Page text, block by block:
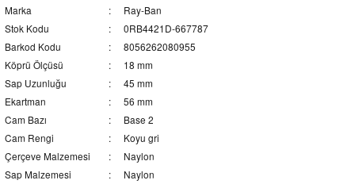
Marka
Ray-Ban
Stok Kodu
0RB4421D-667787
Barkod Kodu
8056262080955
Köprü Ölçüsü
18 mm
Sap Uzunluğu
45 mm
Ekartman
56 mm
Cam Bazı
Base 2
Cam Rengi
Koyu gri
Çerçeve Malzemesi
Naylon
Sap Malzemesi
Naylon